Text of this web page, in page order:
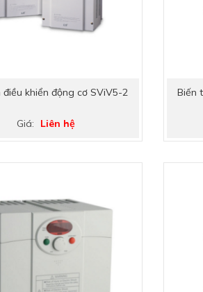
điều khiển động cơ SViV5-2
Giá: Liên hệ
Biến